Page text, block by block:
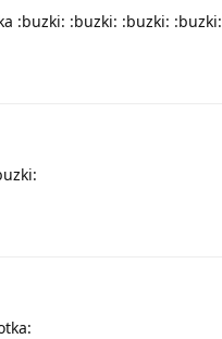
:buzki: :buzki: :buzki: :buzki: